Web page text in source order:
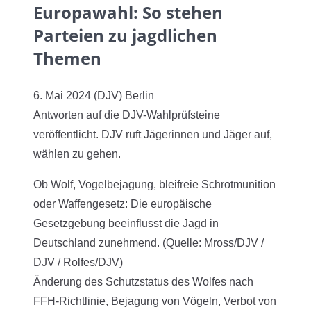
Europawahl: So stehen
Parteien zu jagdlichen
Themen
6. Mai 2024 (DJV) Berlin
Antworten auf die DJV-Wahlprüfsteine
veröffentlicht. DJV ruft Jägerinnen und Jäger auf,
wählen zu gehen.
Ob Wolf, Vogelbejagung, bleifreie Schrotmunition
oder Waffengesetz: Die europäische
Gesetzgebung beeinflusst die Jagd in
Deutschland zunehmend. (Quelle: Mross/DJV /
DJV / Rolfes/DJV)
Änderung des Schutzstatus des Wolfes nach
FFH-Richtlinie, Bejagung von Vögeln, Verbot von